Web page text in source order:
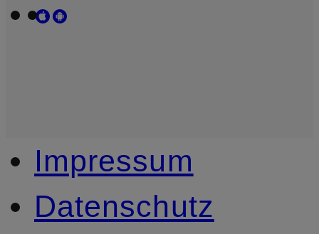
Impressum
Datenschutz